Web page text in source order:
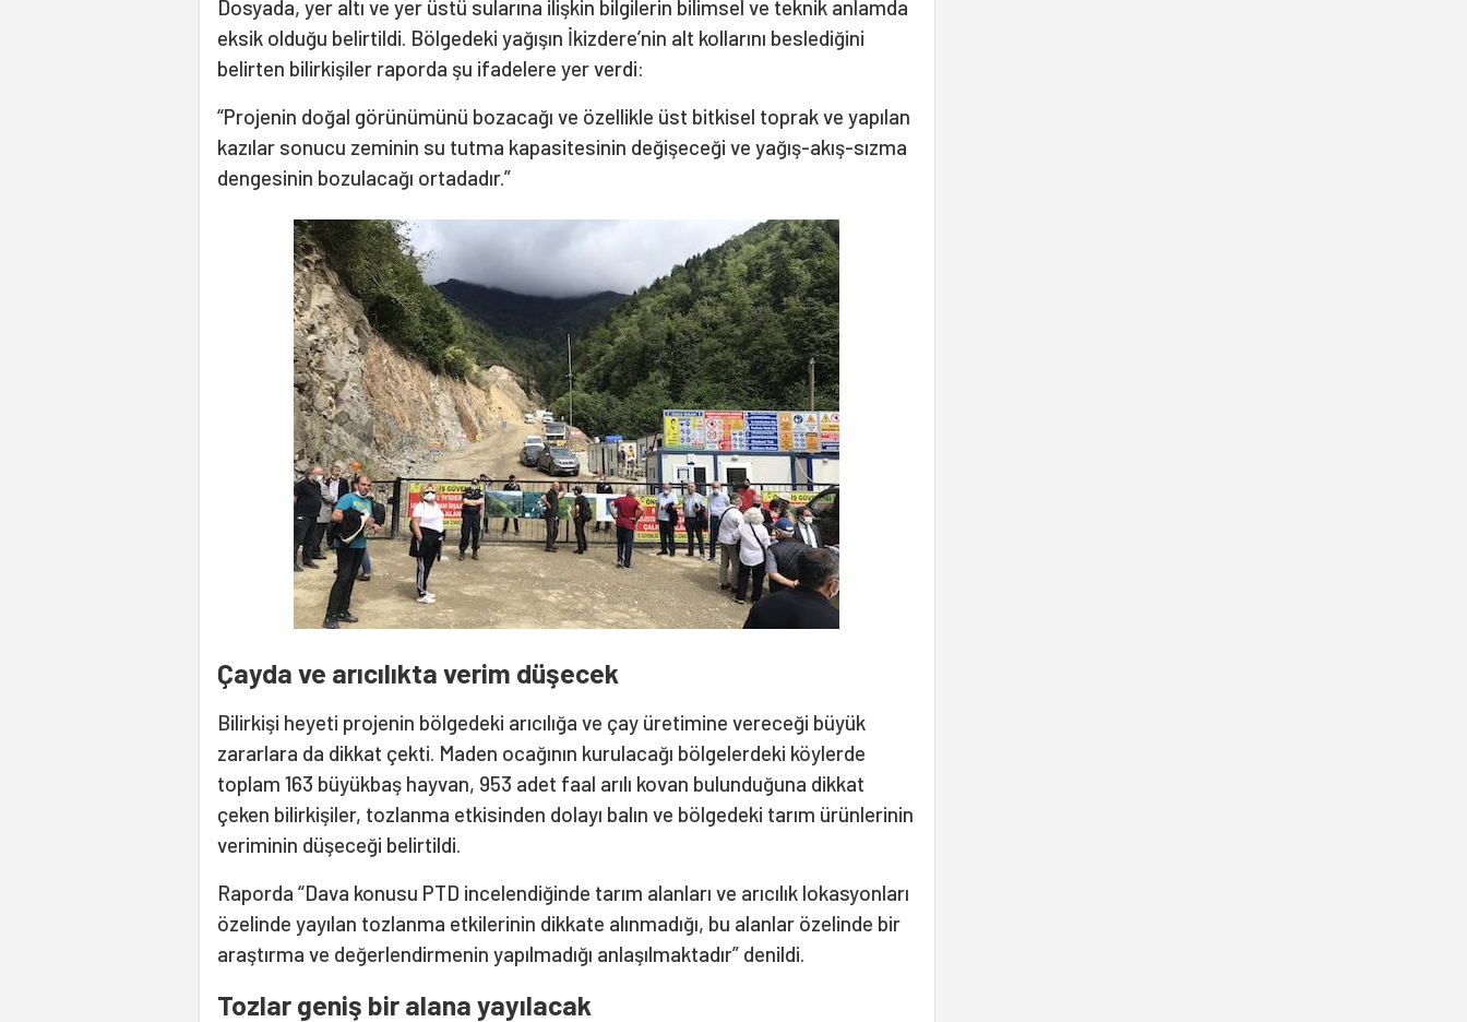
Dosyada, yer altı ve yer üstü sularına ilişkin bilgilerin bilimsel ve teknik anlamda
eksik olduğu belirtildi. Bölgedeki yağışın İkizdere’nin alt kollarını beslediğini
belirten bilirkişiler raporda şu ifadelere yer verdi:
“Projenin doğal görünümünü bozacağı ve özellikle üst bitkisel toprak ve yapılan
kazılar sonucu zeminin su tutma kapasitesinin değişeceği ve yağış-akış-sızma
dengesinin bozulacağı ortadadır.”
Çayda ve arıcılıkta verim düşecek
Bilirkişi heyeti projenin bölgedeki arıcılığa ve çay üretimine vereceği büyük
zararlara da dikkat çekti. Maden ocağının kurulacağı bölgelerdeki köylerde
toplam 163 büyükbaş hayvan, 953 adet faal arılı kovan bulunduğuna dikkat
çeken bilirkişiler, tozlanma etkisinden dolayı balın ve bölgedeki tarım ürünlerinin
veriminin düşeceği belirtildi.
Raporda “Dava konusu PTD incelendiğinde tarım alanları ve arıcılık lokasyonları
özelinde yayılan tozlanma etkilerinin dikkate alınmadığı, bu alanlar özelinde bir
araştırma ve değerlendirmenin yapılmadığı anlaşılmaktadır” denildi.
Tozlar geniş bir alana yayılacak